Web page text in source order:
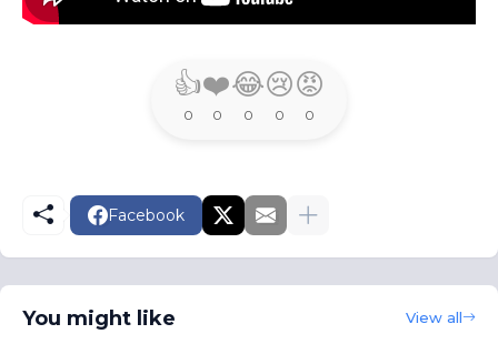
👍
0
❤️
0
😂
0
😢
0
😡
0
Facebook
You might like View all